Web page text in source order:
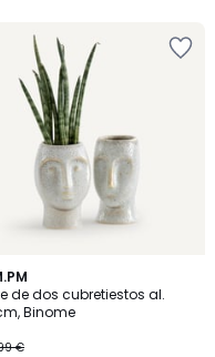
de dos cubretiestos al.
Binome
€